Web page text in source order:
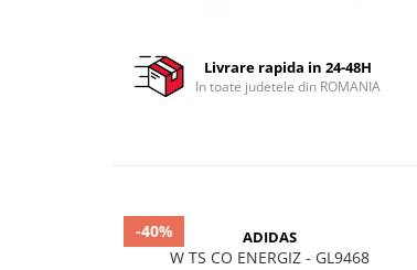
Livrare rapida in 24-48H
In toate judetele din ROMANIA
-40% ADIDAS
W TS CO ENERGIZ - GL9468